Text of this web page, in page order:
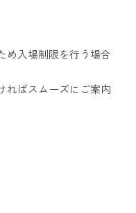
め入場制限を行う場合
ればスムーズにご案内